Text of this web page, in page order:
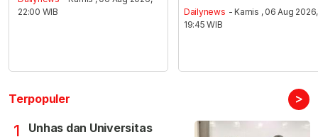
22:00 WIB
Dailynews - Kamis , 06 Aug 2026,
19:45 WIB
Terpopuler >
1
Unhas dan Universitas